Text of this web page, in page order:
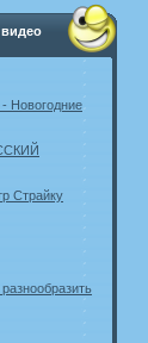
Новогодние
Страйку